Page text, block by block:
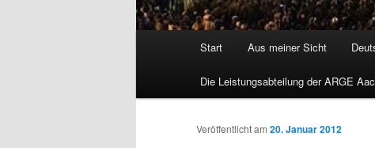
Start Aus meiner Sicht
Die Leistungsabteilung der ARGE
Veröffentlicht am 20. Januar 2012